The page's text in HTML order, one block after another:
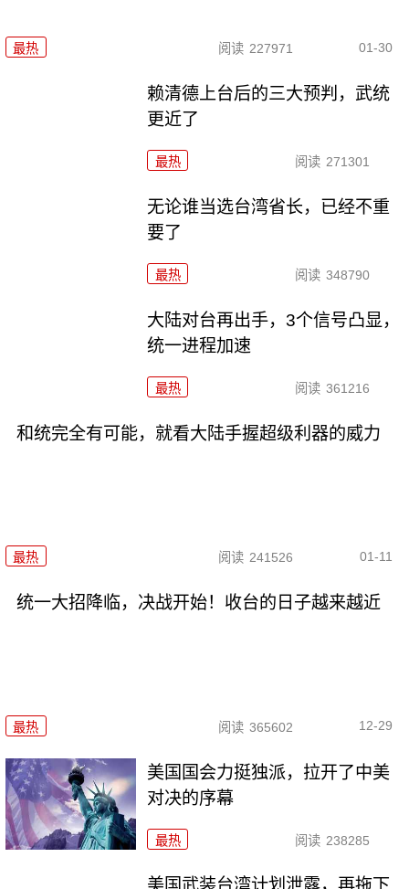
最热 阅读 227971 01-30
赖清德上台后的三大预判，武统
更近了
最热 阅读 271301
无论谁当选台湾省长，已经不重
要了
最热 阅读 348790
大陆对台再出手，3个信号凸显，
统一进程加速
最热 阅读 361216
和统完全有可能，就看大陆手握超级利器的威力
最热 阅读 241526 01-11
统一大招降临，决战开始！收台的日子越来越近
最热 阅读 365602 12-29
美国国会力挺独派，拉开了中美
对决的序幕
最热 阅读 238285